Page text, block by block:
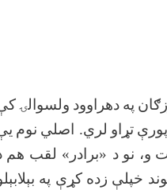
په دهراوود ولسوالۍ
پورې تړاو لري. اصلي نوم
و، نو د «برادر» لقب هم
خپلې زده کړې په